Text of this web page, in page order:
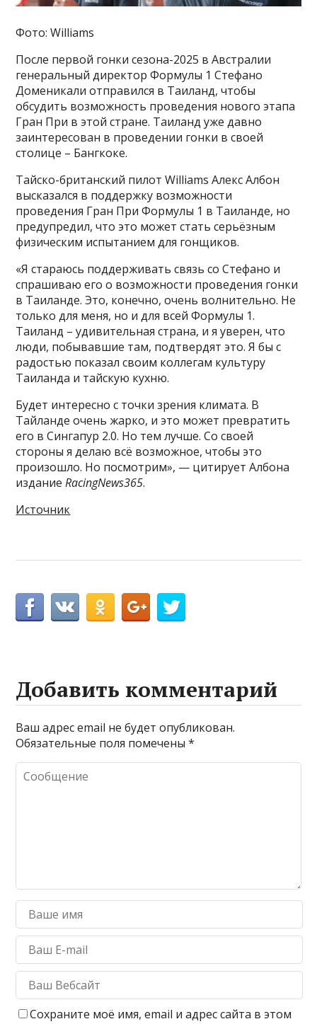
Фото: Williams
После первой гонки сезона-2025 в Австралии
генеральный директор Формулы 1 Стефано
Доменикали отправился в Таиланд, чтобы
обсудить возможность проведения нового этапа
Гран При в этой стране. Таиланд уже давно
заинтересован в проведении гонки в своей
столице – Бангкоке.
Тайско-британский пилот Williams Алекс Албон
высказался в поддержку возможности
проведения Гран При Формулы 1 в Таиланде, но
предупредил, что это может стать серьёзным
физическим испытанием для гонщиков.
«Я стараюсь поддерживать связь со Стефано и
спрашиваю его о возможности проведения гонки
в Таиланде. Это, конечно, очень волнительно. Не
только для меня, но и для всей Формулы 1.
Таиланд – удивительная страна, и я уверен, что
люди, побывавшие там, подтвердят это. Я бы с
радостью показал своим коллегам культуру
Таиланда и тайскую кухню.
Будет интересно с точки зрения климата. В
Тайланде очень жарко, и это может превратить
его в Сингапур 2.0. Но тем лучше. Со своей
стороны я делаю всё возможное, чтобы это
произошло. Но посмотрим», — цитирует Албона
изданиеRacingNews365.
Источник
Добавить комментарий
Ваш адрес email не будет опубликован.
Обязательные поля помечены*
Сохраните моё имя, email и адрес сайта в этом